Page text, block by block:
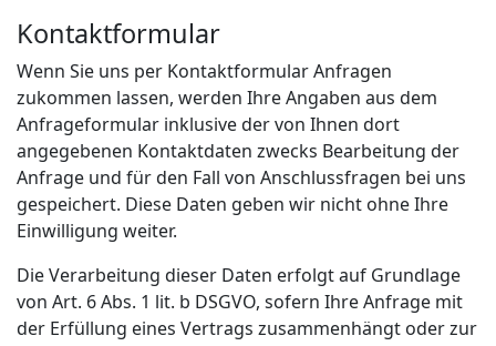
Kontaktformular
Wenn Sie uns per Kontaktformular Anfragen
zukommen lassen, werden Ihre Angaben aus dem
Anfrageformular inklusive der von Ihnen dort
angegebenen Kontaktdaten zwecks Bearbeitung der
Anfrage und für den Fall von Anschlussfragen bei uns
gespeichert. Diese Daten geben wir nicht ohne Ihre
Einwilligung weiter.
Die Verarbeitung dieser Daten erfolgt auf Grundlage
von Art. 6 Abs. 1 lit. b DSGVO, sofern Ihre Anfrage mit
der Erfüllung eines Vertrags zusammenhängt oder zur